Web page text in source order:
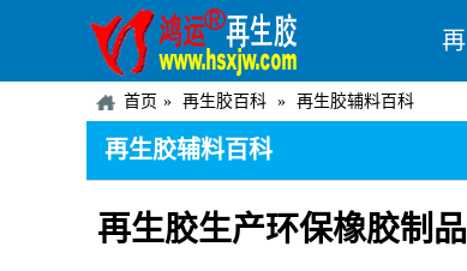
首页 再生胶百科 再生胶辅料百科
再生胶辅料百科
再生胶生产环保橡胶制